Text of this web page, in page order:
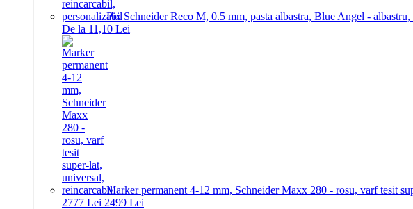
Pix Schneider Reco M, 0.5 mm, pasta albastra, Blue Angel -
De la 11,10 Lei
Marker permanent 4-12 mm, Schneider Maxx 280 - rosu, varf tesit
2777 Lei 2499 Lei